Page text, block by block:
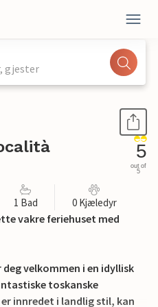
gjester
5
out of
5
1 Bad 0 Kjæledyr
vakre feriehuset med
velkommen i en idyllisk
toskanske
innredet i landlig stil, kan